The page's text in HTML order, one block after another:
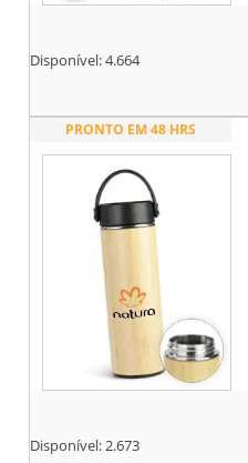
Disponível:4.664
PRONTO EM 48 HRS
Disponível:2.673